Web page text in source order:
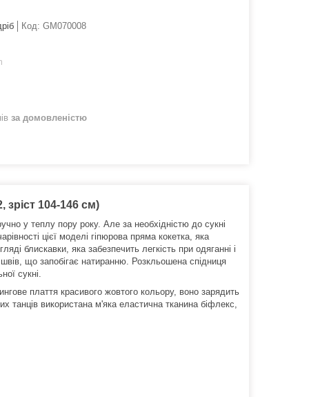
Код: GM070008
за домовленістю
зріст 104-146 см)
у теплу пору року. Але за необхідністю до сукні
цієї моделі гіпюрова пряма кокетка, яка
блискавки, яка забезпечить легкість при одяганні і
що запобігає натиранню. Розкльошена спідниця
сукні.
плаття красивого жовтого кольору, воно зарядить
танців використана м'яка еластична тканина біфлекс,